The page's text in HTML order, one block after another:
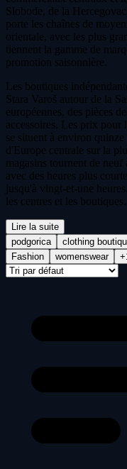
Slobode, de la
porte les chaînes de
orientale, avec les plus
tiennent la gamme de
promotion saisonnière.
Les boutiques
Stara Varoš autour de la
européennes, des pièces
accessoires. Les prix pour
se situent à environ
d'Europe centrale sur la
magasins tournent de
avec des heures plus
jusqu'à vingt-et-une
les centres et les boutiques.
Lire la suite
podgorica
clothing
Fashion
womenswear